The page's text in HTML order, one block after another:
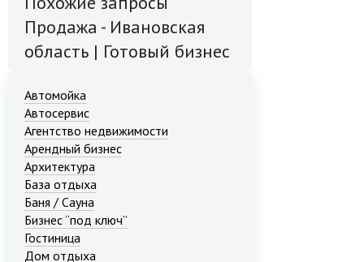
Продажа - Ивановская
область | Готовый бизнес
Автомойка
Автосервис
Агентство недвижимости
Арендный бизнес
Архитектура
База отдыха
Баня / Сауна
Бизнес “под ключ”
Гостиница
Дом отдыха